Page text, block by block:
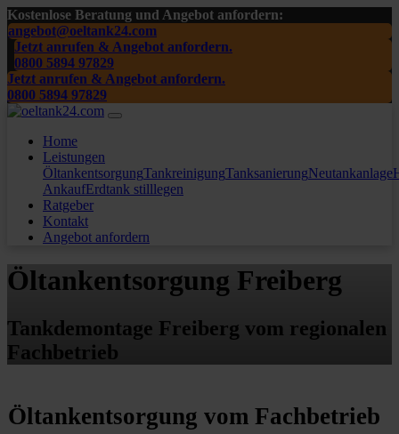
Kostenlose Beratung und Angebot anfordern:
angebot@oeltank24.com
Jetzt anrufen & Angebot anfordern.
0800 5894 97829
Jetzt anrufen & Angebot anfordern.
0800 5894 97829
Home
Leistungen
ÖltankentsorgungTankreinigungTanksanierungNeutankanlage
AnkaufErdtank stilllegen
Ratgeber
Kontakt
Angebot anfordern
Öltankentsorgung Freiberg
Tankdemontage Freiberg vom regionalen
Fachbetrieb
Öltankentsorgung vom Fachbetrieb